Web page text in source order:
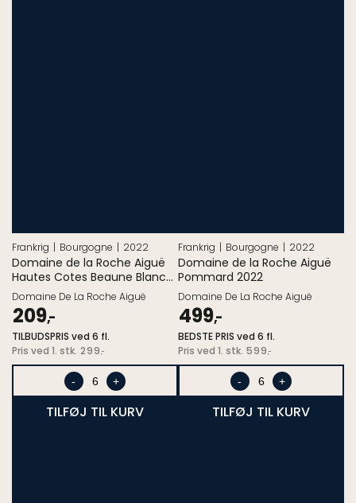
Frankrig Bourgogne 2022
Domaine de la Roche Aiguë
Hautes Cotes Beaune Blanc
La Lave 2022
Domaine De La Roche Aiguë
209,-
TILBUDSPRIS ved 6 fl.
Pris ved 1. stk. Pris
ved
1.
stk.
299,-
- +
TILFØJ TIL KURV
Frankrig Bourgogne 2022
Domaine de la Roche Aiguë
Pommard 2022
Domaine De La Roche Aiguë
499,-
BEDSTE PRIS ved 6 fl.
Pris ved 1. stk. Pris
ved
1.
stk.
599,-
- +
TILFØJ TIL KURV